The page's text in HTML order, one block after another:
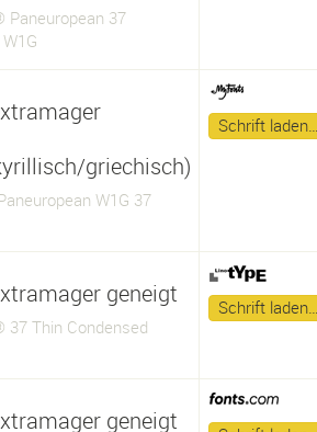
Paneuropean 37
griechisch)
W1G 37
Schrift
geneigt
37 Thin Condensed
Schrift
geneigt